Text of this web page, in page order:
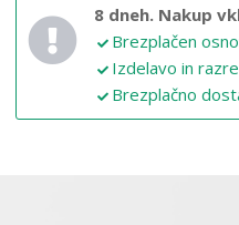
8 dneh. Nakup
Brezplačen
Izdelavo in
Brezplačno